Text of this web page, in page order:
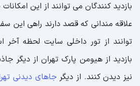
بازدید کنندگان می توانند از این امکانات
علاقه مندانی که قصد دارند راهی این
توانند از تور داخلی سایت لحظه آخر
بازدید از هیومن پارک تهران از دیگر
نیز دیدن کنند. از دیگر جاهای دیدنی